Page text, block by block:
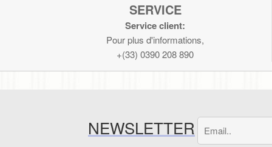
SERVICE
Service client:
Pour plus d'informations,
+(33) 0390 208 890
NEWSLETTER